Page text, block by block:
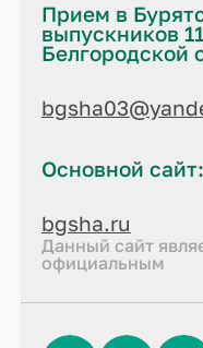
Прием в
выпускников
Белгородской
Основной сайт:
bgsha.ru
Данный сайт
официальным